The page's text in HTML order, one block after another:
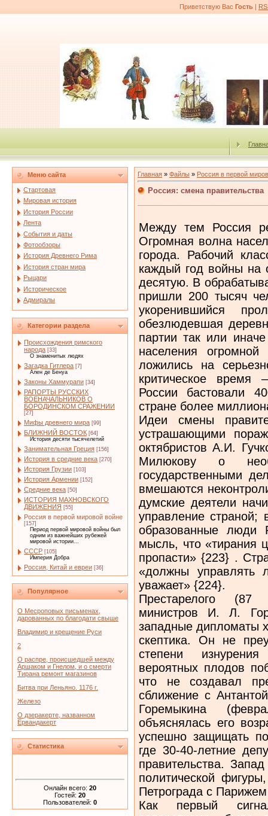
Приветствую Вас Гость |
Меню сайта
Стартовая
Мировая история
История России
Лента
События и даты
Фотообзоры
История Древнего Рима
История стран мира
Рыцари
Историческое
Адмиралы
Категории раздела
Происхождения римского
народа [33]
О знаменитых людях
Загадка Гитлера [7]
Ален де Бенуа
Законы Хаммурапи [34]
РАПОРТЫ РУССКИХ
ВОЕНАЧАЛЬНИКОВ О
БОРОДИНСКОМ СРАЖЕНИИ
[27]
Мифы древнего мира [99]
БЛИЖНИЙ ВОСТОК [64]
История десяти тысячелетий
Занимательная Греция [156]
История в средние века [270]
История Грузии [103]
История Армении [152]
Средние века [50]
ИСТОРИЯ МАХНОВСКОГО
ДВИЖЕНИЯ [55]
Россия в первой мировой войне
[157]
Период первой мировой войны был
одним из важнейших рубежей
мировой истории...
СССР [105]
Империя Добра
Россия, Китай и евреи [36]
Популярное
О Месроповых письменах,
дарованных по благодати свыше
Владимир и крещение Руси
2
О распре, происшедшей между
Аршаком и Гнелом, и о смерти
Тирана ремонт магазинов
Битва при Леньяно. 1176 г.
Железо
О дзеракерте, названном
Ервандакерт
Статистика
Онлайн всего: 20
Гостей: 20
Пользователей: 0
Главная » Файлы » Россия в первой
Россия: смена правительства
Между тем Россия
Огромная волна
города. Рабочий
каждый год войны
десятую. В
пришли 200 тысяч
укоренившийся
обезлюдевшая
партии так или
населения
ложились на
критическое
России бастовали
стране более
Идеи смены
устрашающими
октябристов А.И.
Милюкову о
государственными
вмешаются
думские деятели
управление страной;
образованные люди
мысль, что «тирания
пропасти» {223} .
«должны управлять
уважает» {224}.
Престарелого (87
министров И. Л.
западные дипломаты
скептика. Он не
степени
вероятных плодов
что не создавал
сближение с
Горемыкина
объяснялась его
успешно защищать
где 30-40-летние
правительства.
политической
Петрограда с
Как первый